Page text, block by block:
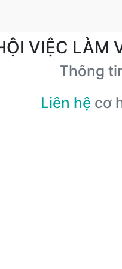
VIỆC LÀM
Thông
Liên hệ cơ